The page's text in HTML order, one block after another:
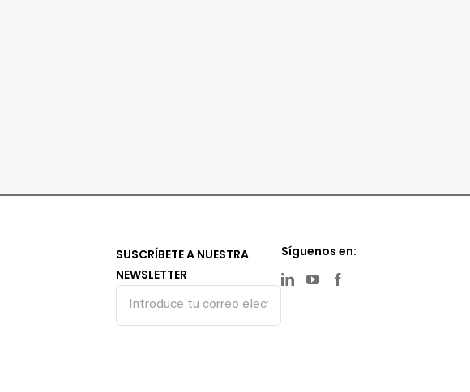
SUSCRÍBETE A NUESTRA
NEWSLETTER
Síguenos en: